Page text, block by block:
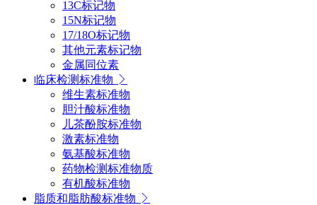
13C标记物
15N标记物
17/18O标记物
其他元素标记物
金属同位素
临床检测标准物
维生素标准物
胆汁酸标准物
儿茶酚胺标准物
激素标准物
氨基酸标准物
药物检测标准物质
有机酸标准物
脂质和脂肪酸标准物